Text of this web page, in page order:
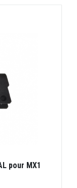
pour MX1